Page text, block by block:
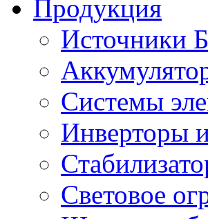
Продукция
Источники
Системы
Инверторы
Световое